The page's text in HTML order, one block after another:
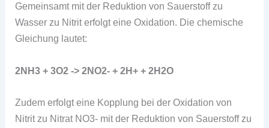
Gemeinsamt mit der Reduktion von Sauerstoff zu
Wasser zu Nitrit erfolgt eine Oxidation. Die chemische
Gleichung lautet:
2NH3 + 3O2 -> 2NO2- + 2H+ + 2H2O
Zudem erfolgt eine Kopplung bei der Oxidation von
Nitrit zu Nitrat NO3- mit der Reduktion von Sauerstoff zu